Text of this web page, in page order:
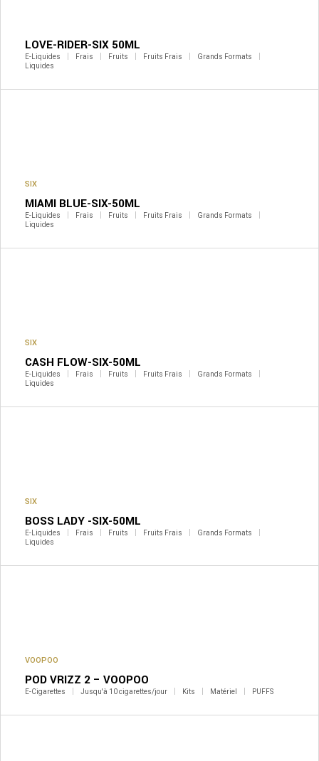
LOVE-RIDER-SIX 50ML
E-Liquides Frais Fruits Fruits Frais
Grands Formats
Liquides
SIX
MIAMI BLUE-SIX-50ML
E-Liquides Frais Fruits Fruits Frais
Grands Formats
Liquides
SIX
CASH FLOW-SIX-50ML
E-Liquides Frais Fruits Fruits Frais
Grands Formats
Liquides
SIX
BOSS LADY -SIX-50ML
E-Liquides Frais Fruits Fruits Frais
Grands Formats
Liquides
VOOPOO
POD VRIZZ 2 – VOOPOO
E-Cigarettes Jusqu'à 10 cigarettes/jour Kits Matériel PUFFS